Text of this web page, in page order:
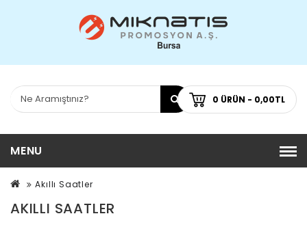
0 ÜRÜN - 0,00TL
MENU
Akıllı Saatler
AKILLI SAATLER